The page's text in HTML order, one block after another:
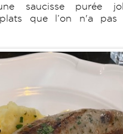
saucisse purée
que l’on n'a pas